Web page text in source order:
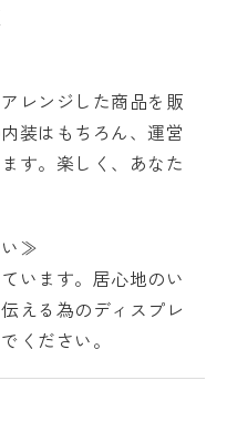
レンジした商品を販
装はもちろん、運営
す。楽しく、あなた
い≫
います。居心地のい
える為のディスプレ
ください。